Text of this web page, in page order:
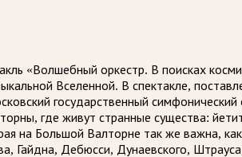
«Волшебный оркестр. В поисках
Вселенной. В спектакле,
государственный
где живут странные существа:
на Большой Валторне так же важна,
Гайдна, Дебюсси, Дунаевского,